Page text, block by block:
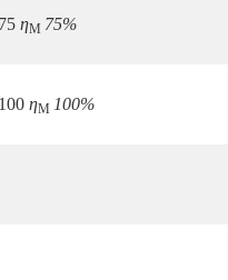
ηM 75%
ηM 100%